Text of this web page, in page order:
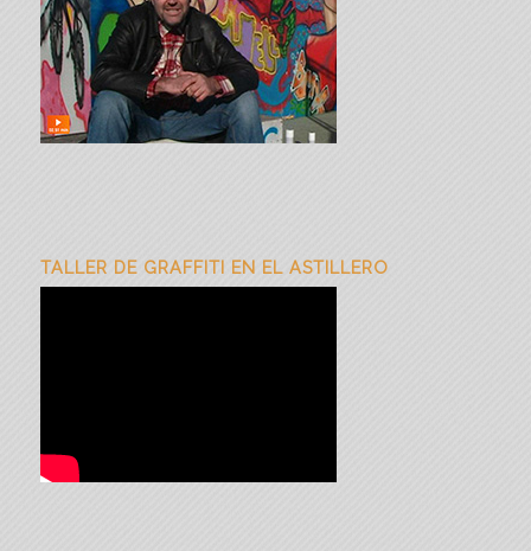
TALLER DE GRAFFITI EN EL ASTILLERO